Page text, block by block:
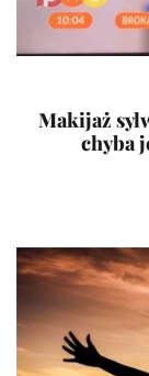
Makijaż
chyba